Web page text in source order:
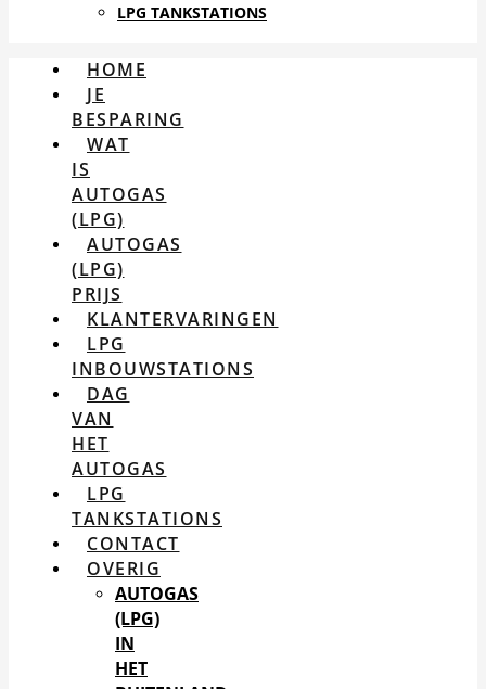
LPG TANKSTATIONS
HOME
JE
BESPARING
WAT
IS
AUTOGAS
(LPG)
AUTOGAS
(LPG)
PRIJS
KLANTERVARINGEN
LPG
INBOUWSTATIONS
DAG
VAN
HET
AUTOGAS
LPG
TANKSTATIONS
CONTACT
OVERIG
AUTOGAS
(LPG)
IN
HET